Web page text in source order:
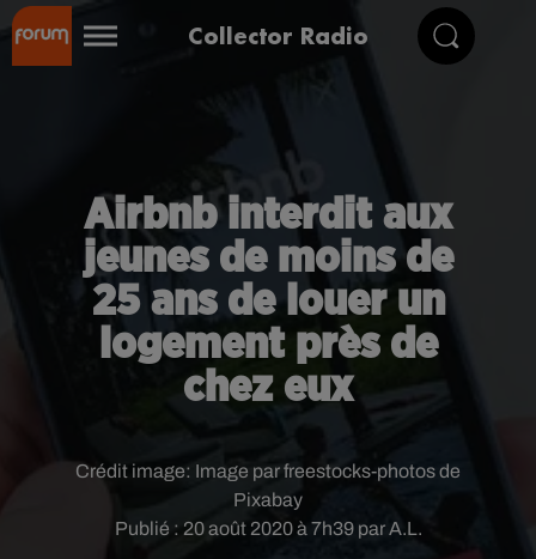
Collector Radio
Airbnb interdit aux
jeunes de moins de
25 ans de louer un
logement près de
chez eux
Publié : 20 août 2020 à 7h39 par A.L.
Crédit image: Image par freestocks-photos de
Pixabay